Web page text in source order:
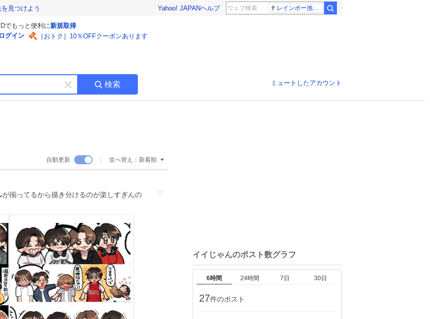
見つけよう Yahoo! JAPANヘルプ レインボー池田 佐藤佳奈アナ
IDでもっと便利に新規取得
ログイン
［おトク］10％OFFクーポンあります
キ
ー
す
検索 ミュートしたアカウント
自動更新 並べ替え： 新着順
が揃ってるから描き分けるのが楽しすぎんの
イイじゃんのポスト数グラフ
6時間 24時間 7日 30日
27件のポスト